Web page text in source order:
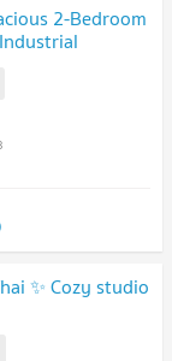
2-Bedroom
✨ Cozy studio